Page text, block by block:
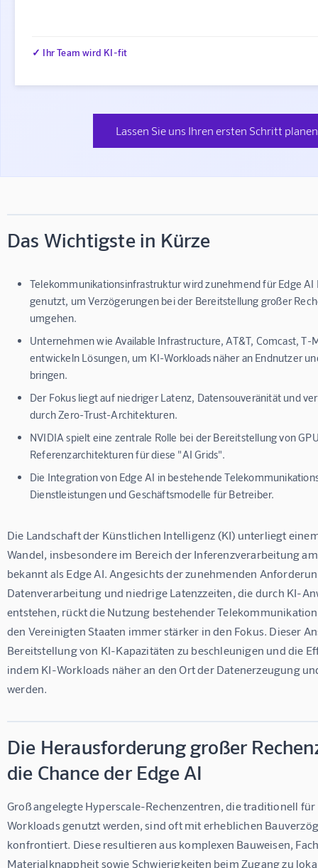
✓ Ihr Team wird KI-fit
Lassen Sie uns Ihren ersten Schritt planen
Das Wichtigste in Kürze
Telekommunikationsinfrastruktur wird zunehmend für Edge
genutzt, um Verzögerungen bei der Bereitstellung großer
umgehen.
Unternehmen wie Available Infrastructure, AT&T, Comcast, T-
entwickeln Lösungen, um KI-Workloads näher an Endnutzer
bringen.
Der Fokus liegt auf niedriger Latenz, Datensouveränität und
durch Zero-Trust-Architekturen.
NVIDIA spielt eine zentrale Rolle bei der Bereitstellung von
Referenzarchitekturen für diese "AI Grids".
Die Integration von Edge AI in bestehende
Dienstleistungen und Geschäftsmodelle für Betreiber.
Die Landschaft der Künstlichen Intelligenz (KI) unterliegt
Wandel, insbesondere im Bereich der Inferenzverarbeitung
bekannt als Edge AI. Angesichts der zunehmenden
Datenverarbeitung und niedrige Latenzzeiten, die durch KI-
entstehen, rückt die Nutzung bestehender
den Vereinigten Staaten immer stärker in den Fokus. Dieser
Bereitstellung von KI-Kapazitäten zu beschleunigen und die
indem KI-Workloads näher an den Ort der Datenerzeugung
werden.
Die Herausforderung großer
die Chance der Edge AI
Groß angelegte Hyperscale-Rechenzentren, die traditionell
Workloads genutzt werden, sind oft mit erheblichen
konfrontiert. Diese resultieren aus komplexen Bauweisen,
Materialknappheit sowie Schwierigkeiten beim Zugang zu